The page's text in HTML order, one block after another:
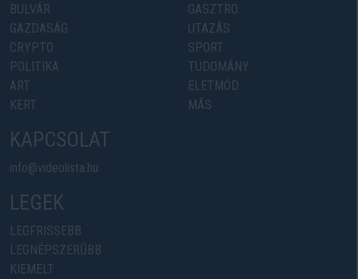
BULVÁR
GAZDASÁG
CRYPTO
POLITIKA
ART
KERT
GASZTRO
UTAZÁS
SPORT
TUDOMÁNY
ÉLETMÓD
MÁS
KAPCSOLAT
info@videolista.hu
LEGEK
LEGFRISSEBB
LEGNÉPSZERŰBB
KIEMELT